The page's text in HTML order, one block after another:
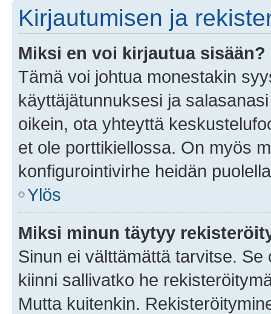
Kirjautumisen ja
Miksi en voi kirjautua sisään?
Tämä voi johtua monestakin
käyttäjätunnuksesi ja
oikein, ota yhteyttä
et ole porttikiellossa. On myös
konfigurointivirhe heidän
Ylös
Miksi minun täytyy
Sinun ei välttämättä tarvitse.
kiinni sallivatko he
Mutta kuitenkin.